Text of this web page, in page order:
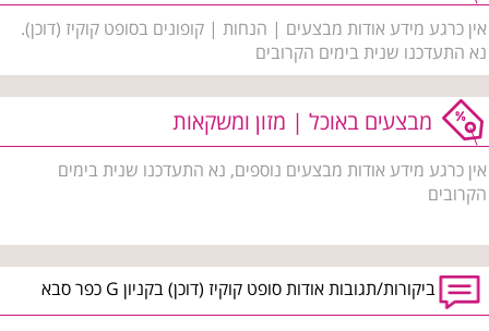
אין כרגע מידע אודות מבצעים | הנחות | קופונים בסופט קוקיז (דוכן).
נא התעדכנו שנית בימים הקרובים
מבצעים באוכל | מזון ומשקאות
אין כרגע מידע אודות מבצעים נוספים, נא התעדכנו שנית בימים
הקרובים
ביקורות/תגובות אודות סופט קוקיז (דוכן) בקניון G כפר סבא